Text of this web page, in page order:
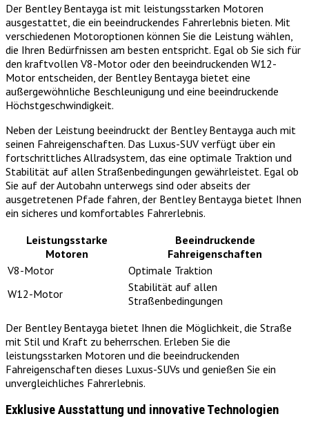
Der Bentley Bentayga ist mit leistungsstarken Motoren
ausgestattet, die ein beeindruckendes Fahrerlebnis bieten. Mit
verschiedenen Motoroptionen können Sie die Leistung wählen,
die Ihren Bedürfnissen am besten entspricht. Egal ob Sie sich für
den kraftvollen V8-Motor oder den beeindruckenden W12-
Motor entscheiden, der Bentley Bentayga bietet eine
außergewöhnliche Beschleunigung und eine beeindruckende
Höchstgeschwindigkeit.
Neben der Leistung beeindruckt der Bentley Bentayga auch mit
seinen Fahreigenschaften. Das Luxus-SUV verfügt über ein
fortschrittliches Allradsystem, das eine optimale Traktion und
Stabilität auf allen Straßenbedingungen gewährleistet. Egal ob
Sie auf der Autobahn unterwegs sind oder abseits der
ausgetretenen Pfade fahren, der Bentley Bentayga bietet Ihnen
ein sicheres und komfortables Fahrerlebnis.
Leistungsstarke
Motoren
Beeindruckende
Fahreigenschaften
V8-Motor
Optimale Traktion
W12-Motor
Stabilität auf allen
Straßenbedingungen
Der Bentley Bentayga bietet Ihnen die Möglichkeit, die Straße
mit Stil und Kraft zu beherrschen. Erleben Sie die
leistungsstarken Motoren und die beeindruckenden
Fahreigenschaften dieses Luxus-SUVs und genießen Sie ein
unvergleichliches Fahrerlebnis.
Exklusive Ausstattung und innovative Technologien